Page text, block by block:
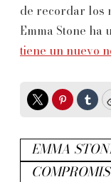
de recordar los
Emma Stone ha
tiene un nuevo
Twitter
EMMA